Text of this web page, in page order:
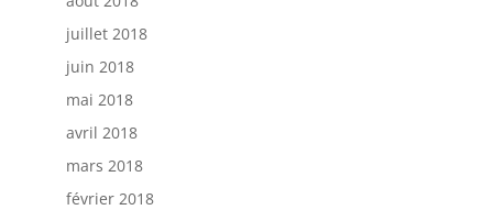
juillet 2018
juin 2018
mai 2018
avril 2018
mars 2018
février 2018